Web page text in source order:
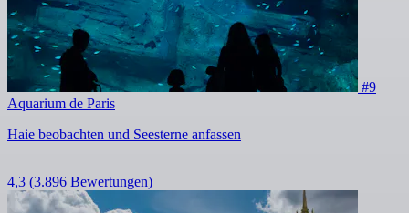
#9
Aquarium de Paris
Haie beobachten und Seesterne anfassen
4,3 (3.896 Bewertungen)